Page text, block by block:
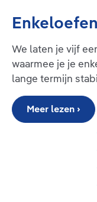
We laten je vijf
waarmee je je
lange termijn
Meer lezen ›